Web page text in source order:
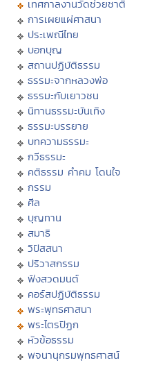
เทศกาลงานวัดช่วยชาติ
การเผยแผ่ศาสนา
ประเพณีไทย
บอกบุญ
สถานปฏิบัติธรรม
ธรรมะจากหลวงพ่อ
ธรรมะกับเยาวชน
นิทานธรรมะบันเทิง
ธรรมะบรรยาย
บทความธรรมะ
กวีธรรมะ
คติธรรม คำคม โดนใจ
กรรม
ศีล
บุญทาน
สมาธิ
วิปัสสนา
ปริวาสกรรม
ฟังสวดมนต์
คอร์สปฏิบัติธรรม
พระพุทธศาสนา
พระไตรปิฏก
หัวข้อธรรม
พจนานุกรมพุทธศาสน์